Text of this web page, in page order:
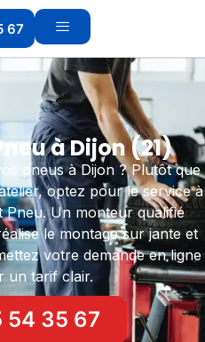
67
à Dijon (21)
pneus à Dijon ? Plutôt que
optez pour le service à
Pneu. Un monteur qualifié
le montage sur jante et
votre demande en ligne
un tarif clair.
54 35 67